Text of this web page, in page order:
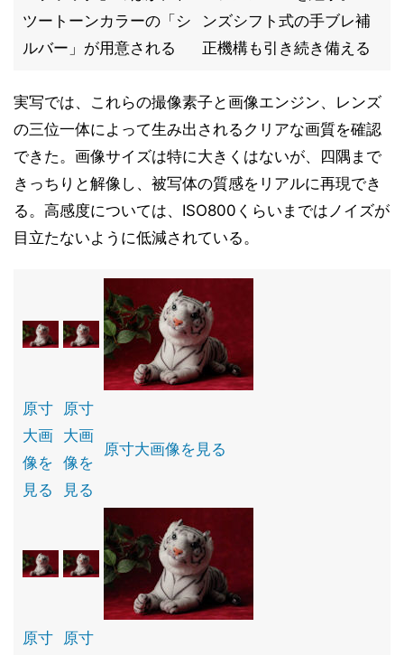
ツートーンカラーの「シ
ルバー」が用意される
ンズシフト式の手ブレ補
正機構も引き続き備える
実写では、これらの撮像素子と画像エンジン、レンズ
の三位一体によって生み出されるクリアな画質を確認
できた。画像サイズは特に大きくはないが、四隅まで
きっちりと解像し、被写体の質感をリアルに再現でき
る。高感度については、ISO800くらいまではノイズが
目立たないように低減されている。
原寸
大画
像を
見る
原寸
大画
像を
見る
原寸大画像を見る
原寸
原寸